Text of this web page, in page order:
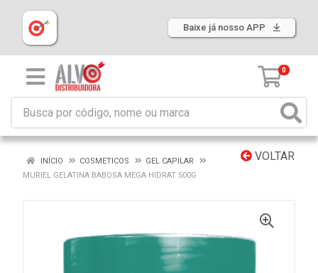
Baixe já nosso APP
0
VOLTAR
INÍCIO COSMETICOS
GEL CAPILAR
MURIEL GELATINA BABOSA MEGA HIDRAT 500G